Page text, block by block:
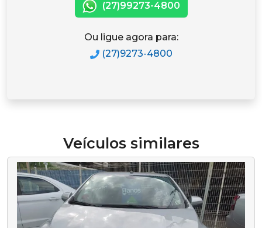
(27)99273-4800
Ou ligue agora para:
(27)9273-4800
Veículos similares